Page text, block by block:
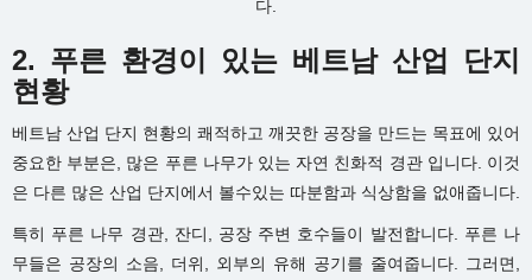
다.
2. 푸른 환경이 있는 베트남 산업 단지
현황
베트남 산업 단지 현황의 쾌적하고 깨끗한 공장을 만드는 목표에 있어
중요한 부분은, 많은 푸른 나무가 있는 자연 친화적 경관 입니다. 이것
은 다른 많은 산업 단지에서 볼수있는 따분함과 식상함을 없애줍니다.
특히 푸른 나무 경관, 잔디, 공장 주변 호수들이 발전합니다. 푸른 나
무들은 공장의 소음, 더위, 외부의 유해 공기를 줄여줍니다. 그러면,